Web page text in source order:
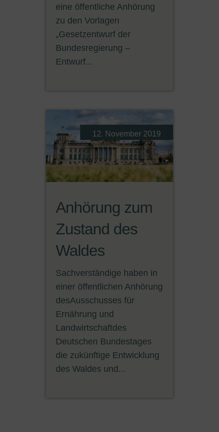
eine öffentliche Anhörung
zu den Vorlagen
„Gesetzentwurf der
Bundesregierung –
Entwurf...
Anhörung zum
Zustand des
Waldes
Sachverständige haben in
einer öffentlichen Anhörung
desAusschusses für
Ernährung und
Landwirtschaftdes
Deutschen Bundestages
die zukünftige Entwicklung
des Waldes und...
12. November 2019